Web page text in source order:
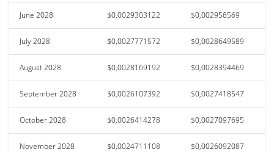
June 2028 $0,0029303122 $0,002956569
July 2028 $0,0027771572 $0,0028649589
August 2028 $0,0028169192 $0,0028394469
September 2028 $0,0026107392 $0,0027418547
October 2028 $0,0026414278 $0,0027097695
November 2028 $0,0024711108 $0,0026092087